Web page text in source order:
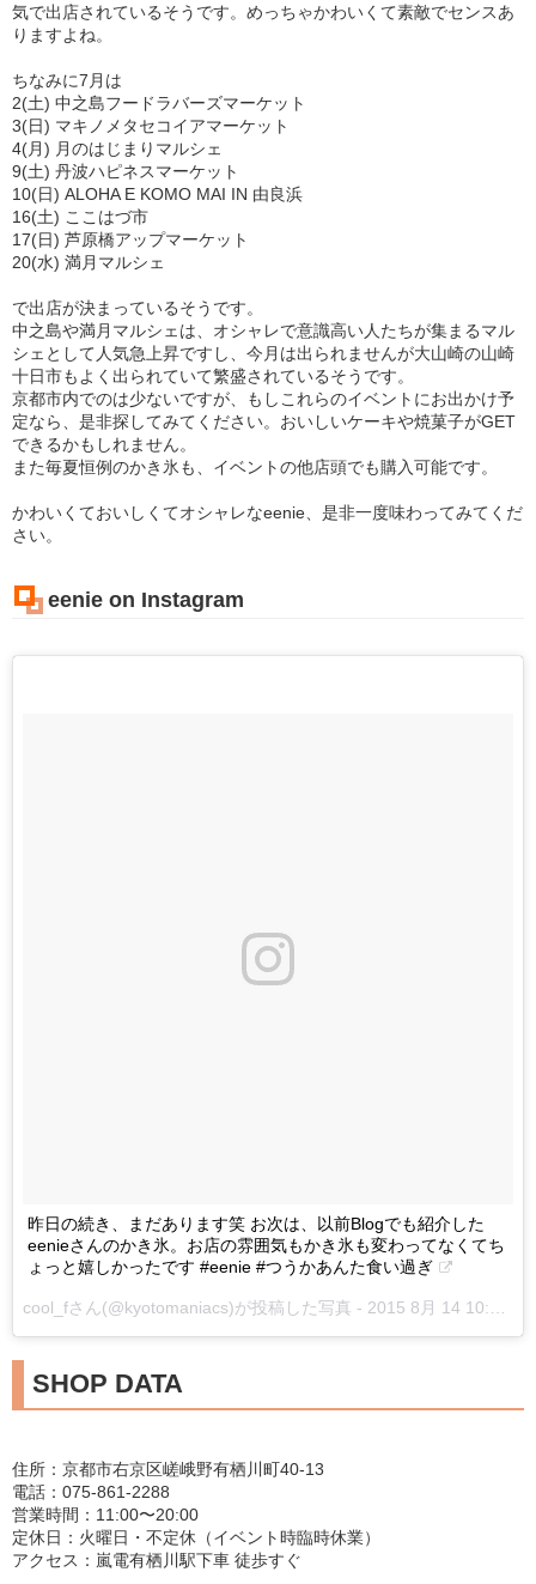
気で出店されているそうです。めっちゃかわいくて素敵でセンスあ
りますよね。
ちなみに7月は
2(土) 中之島フードラバーズマーケット
3(日) マキノメタセコイアマーケット
4(月) 月のはじまりマルシェ
9(土) 丹波ハピネスマーケット
10(日) ALOHA E KOMO MAI IN 由良浜
16(土) ここはづ市
17(日) 芦原橋アップマーケット
20(水) 満月マルシェ
で出店が決まっているそうです。
中之島や満月マルシェは、オシャレで意識高い人たちが集まるマル
シェとして人気急上昇ですし、今月は出られませんが大山崎の山崎
十日市もよく出られていて繁盛されているそうです。
京都市内でのは少ないですが、もしこれらのイベントにお出かけ予
定なら、是非探してみてください。おいしいケーキや焼菓子がGET
できるかもしれません。
また毎夏恒例のかき氷も、イベントの他店頭でも購入可能です。
かわいくておいしくてオシャレなeenie、是非一度味わってみてくだ
さい。
eenie on Instagram
昨日の続き、まだあります笑 お次は、以前Blogでも紹介した
eenieさんのかき氷。お店の雰囲気もかき氷も変わってなくてち
ょっと嬉しかったです #eenie #つうかあんた食い過ぎ
cool_fさん(@kyotomaniacs)が投稿した写真 - 2015 8月 14 10:39午後 PDT
SHOP DATA
住所：京都市右京区嵯峨野有栖川町40-13
電話：075-861-2288
営業時間：11:00〜20:00
定休日：火曜日・不定休（イベント時臨時休業）
アクセス：嵐電有栖川駅下車 徒歩すぐ